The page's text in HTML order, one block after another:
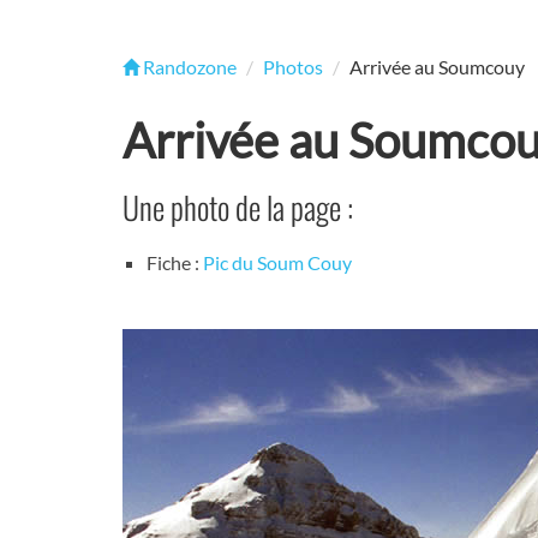
Randozone Photos Arrivée au Soumcouy
Arrivée au
Une photo de la page :
Fiche : Pic du Soum Couy